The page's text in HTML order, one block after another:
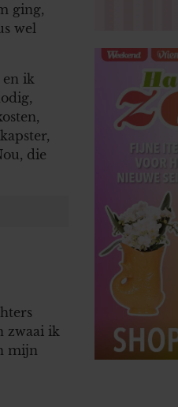
ging,
wel
en ik
die
zwaai ik
mijn